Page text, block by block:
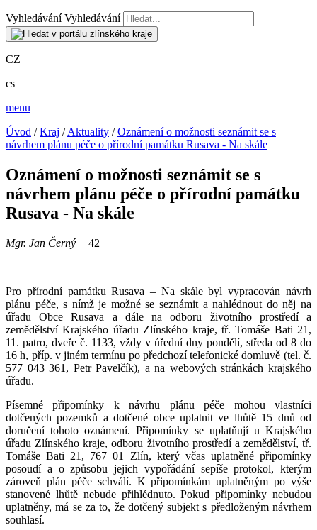
Vyhledávání Vyhledávání
CZ
cs
menu
Úvod /Kraj /Aktuality /Oznámení o možnosti seznámit se s
návrhem plánu péče o přírodní památku Rusava - Na skále
Oznámení o možnosti seznámit se s
návrhem plánu péče o přírodní památku
Rusava - Na skále
Mgr. Jan Černý 42
Pro přírodní památku Rusava – Na skále byl vypracován návrh
plánu péče, s nímž je možné se seznámit a nahlédnout do něj na
úřadu Obce Rusava a dále na odboru životního prostředí a
zemědělství Krajského úřadu Zlínského kraje, tř. Tomáše Bati 21,
11. patro, dveře č. 1133, vždy v úřední dny pondělí, středa od 8 do
16 h, příp. v jiném termínu po předchozí telefonické domluvě (tel. č.
577 043 361, Petr Pavelčík), a na webových stránkách krajského
úřadu.
Písemné připomínky k návrhu plánu péče mohou vlastníci
dotčených pozemků a dotčené obce uplatnit ve lhůtě 15 dnů od
doručení tohoto oznámení. Připomínky se uplatňují u Krajského
úřadu Zlínského kraje, odboru životního prostředí a zemědělství, tř.
Tomáše Bati 21, 767 01 Zlín, který včas uplatněné připomínky
posoudí a o způsobu jejich vypořádání sepíše protokol, kterým
zároveň plán péče schválí. K připomínkám uplatněným po výše
stanovené lhůtě nebude přihlédnuto. Pokud připomínky nebudou
uplatněny, má se za to, že dotčený subjekt s předloženým návrhem
souhlasí.